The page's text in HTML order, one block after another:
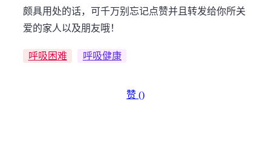
颇具用处的话，可千万别忘记点赞并且转发给你所关
爱的家人以及朋友哦！
呼吸困难 呼吸健康
赞 ()